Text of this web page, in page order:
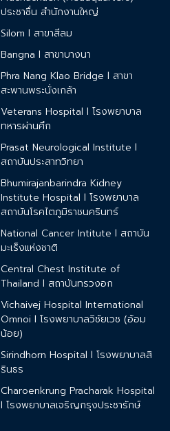
ประชาชื่น สำนักงานใหญ่
Silom l สาขาสีลม
Bangna l สาขาบางนา
Phra Nang Klao Bridge l สาขา
สะพานพระนั่งเกล้า
Veterans Hospital l โรงพยาบาล
ทหารผ่านศึก
Prasat Neurological Institute l
สถาบันประสาทวิทยา
Bhumirajanbarindra Kidney
Institute Hospital l โรงพยาบาล
สถาบันโรคไตภูมิราชนครินทร์
National Cancer Intitute l สถาบัน
มะเร็งแห่งชาติ
Central Chest Institute of
Thailand l สถาบันทรวงอก
Vichaivej Hospital International
Omnoi l โรงพยาบาลวิชัยเวช (อ้อม
น้อย)
Sirindhorn Hospital l โรงพยาบาลสิ
รินธร
Charoenkrung Pracharak Hospital
l โรงพยาบาลเจริญกรุงประชารักษ์